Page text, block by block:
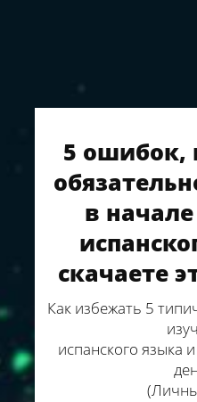
5 ошибок,
в
скачаете
Как избежать 5
испанского языка